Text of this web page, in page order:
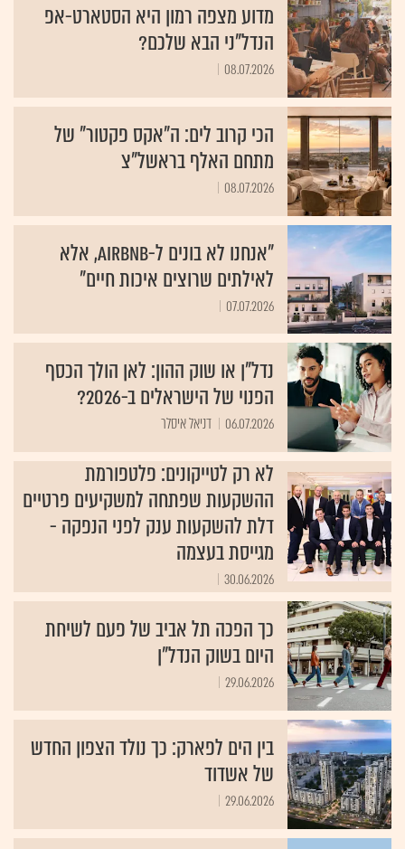
מדוע מצפה רמון היא הסטארט-אפ
הנדל"ני הבא שלכם?
08.07.2026
הכי קרוב לים: ה"אקס פקטור" של
מתחם האלף בראשל"צ
08.07.2026
"אנחנו לא בונים ל-Airbnb, אלא
לאילתים שרוצים איכות חיים"
07.07.2026
נדל"ן או שוק ההון: לאן הולך הכסף
הפנוי של הישראלים ב-2026?
06.07.2026 דניאל איסלר
לא רק לטייקונים: פלטפורמת
ההשקעות שפתחה למשקיעים פרטיים
דלת להשקעות ענק לפני הנפקה -
מגייסת בעצמה
30.06.2026
כך הפכה תל אביב של פעם לשיחת
היום בשוק הנדל"ן
29.06.2026
בין הים לפארק: כך נולד הצפון החדש
של אשדוד
29.06.2026